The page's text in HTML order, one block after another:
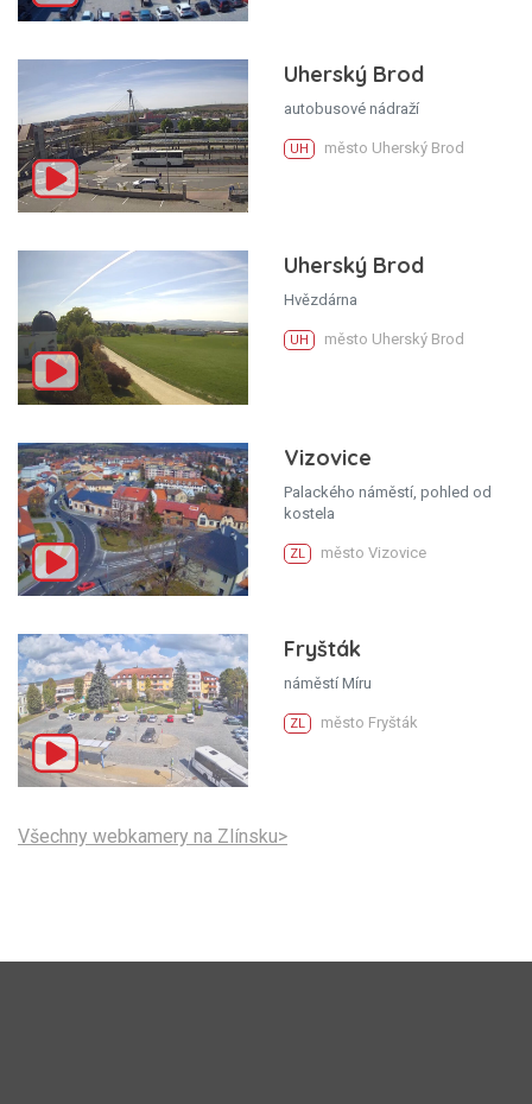
Uherský Brod
autobusové nádraží
UH město Uherský Brod
Uherský Brod
Hvězdárna
UH město Uherský Brod
Vizovice
Palackého náměstí, pohled od
kostela
ZL město Vizovice
Fryšták
náměstí Míru
ZL město Fryšták
Všechny webkamery na Zlínsku>